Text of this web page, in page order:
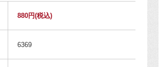
880円(税込)
6369